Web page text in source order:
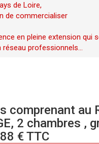
de Loire,
de commercialiser
en pleine extension qui
professionnels...
au
2 chambres ,
€ TTC